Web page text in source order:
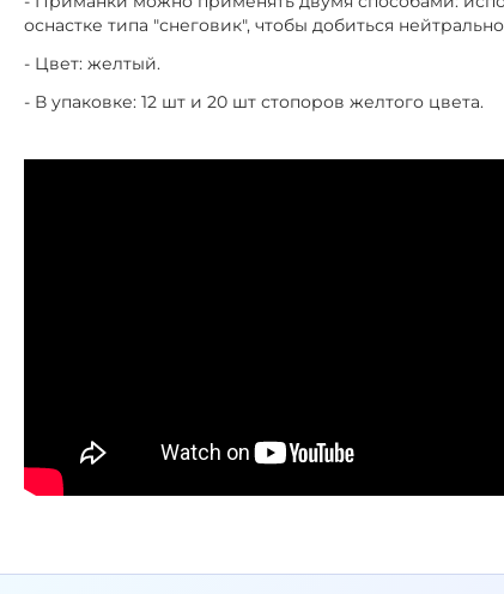
оснастке типа "снеговик", чтобы добиться
- Цвет: желтый.
- В упаковке: 12 шт и 20 шт стопоров желтого цвета.